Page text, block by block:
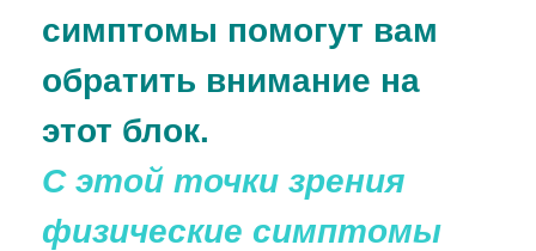
симптомы помогут вам
обратить внимание на
этот блок.
С этой точки зрения
физические симптомы